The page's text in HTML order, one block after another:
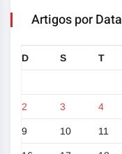
Artigos por Data
D S T
2 3 4
9 10 11